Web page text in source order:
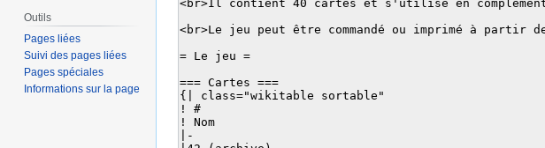
Outils
Pages liées
Suivi des pages liées
Pages spéciales
Informations sur la page